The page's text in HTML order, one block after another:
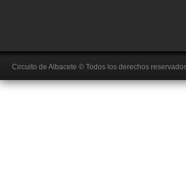
Circuito de Albacete © Todos los derechos